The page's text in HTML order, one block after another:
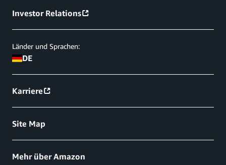
Investor Relations
Länder und Sprachen:
DE
Karriere
Site Map
Mehr über Amazon